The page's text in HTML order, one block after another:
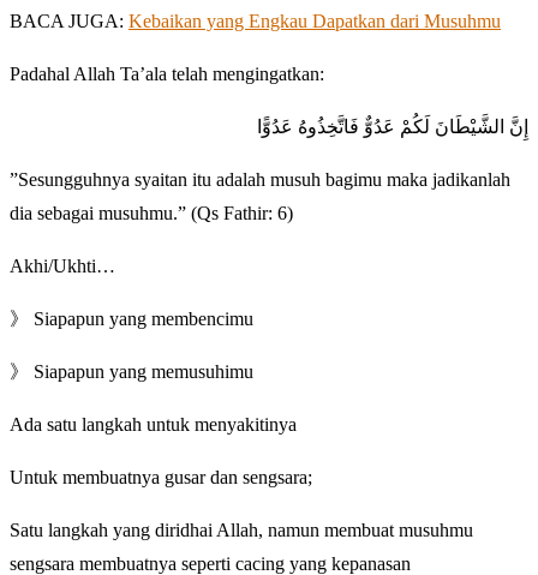
BACA JUGA: Kebaikan yang Engkau Dapatkan dari Musuhmu
Padahal Allah Ta’ala telah mengingatkan:
إِنَّ الشَّيْطَانَ لَكُمْ عَدُوٌّ فَاتَّخِذُوهُ عَدُوًّا
”Sesungguhnya syaitan itu adalah musuh bagimu maka jadikanlah
dia sebagai musuhmu.” (Qs Fathir: 6)
Akhi/Ukhti…
》 Siapapun yang membencimu
》 Siapapun yang memusuhimu
Ada satu langkah untuk menyakitinya
Untuk membuatnya gusar dan sengsara;
Satu langkah yang diridhai Allah, namun membuat musuhmu
sengsara membuatnya seperti cacing yang kepanasan